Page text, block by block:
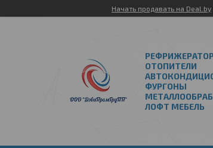
Начать продавать на Deal.by
ОТОПИТЕЛИ
ФУРГОНЫ
ЛОФТ МЕБЕЛЬ